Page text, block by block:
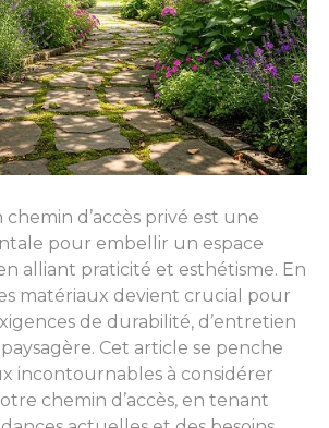
chemin d’accès privé est une
pour embellir un espace
alliant praticité et esthétisme. En
matériaux devient crucial pour
de durabilité, d’entretien
Cet article se penche
incontournables à considérer
chemin d’accès, en tenant